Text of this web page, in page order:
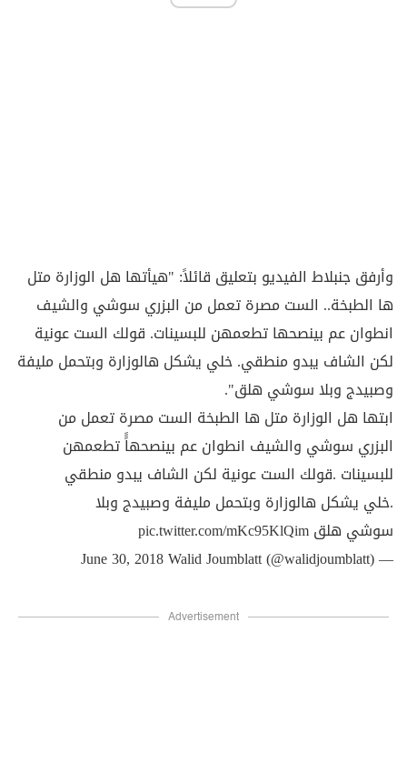
وأرفق جنبلاط الفيديو بتعليق قائلاً: "هيأتها هل الوزارة متل
ها الطبخة.. الست مصرة تعمل من البزري سوشي والشيف
انطوان عم بينصحها تطعمهن للبسينات. قولك الست عونية
لكن الشاف يبدو منطقي. خلي يشكل هالوزارة وبتحمل مليفة
وصبيدج وبلا سوشي هلق".
ابتها هل الوزارة متل ها الطبخة الست مصرة تعمل من
البزري سوشي والشيف انطوان عم بينصحهاًً تطعمهن
للبسينات .قولك الست عونية لكن الشاف يبدو منطقي
.خلي يشكل هالوزارة وبتحمل مليفة وصبيدج وبلا
سوشي هلقpic.twitter.com/mKc95KlQim
— Walid Joumblatt (@walidjoumblatt)
June 30, 2018
Advertisement